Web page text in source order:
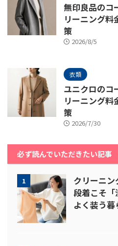
無印良品のコ
リーニング料
策
2026/8/5
衣類
ユニクロのコ
リーニング料
策
2026/7/30
必ず読んでいただきたい記事
1
クリーニ
段着こそ「
よく装う暮